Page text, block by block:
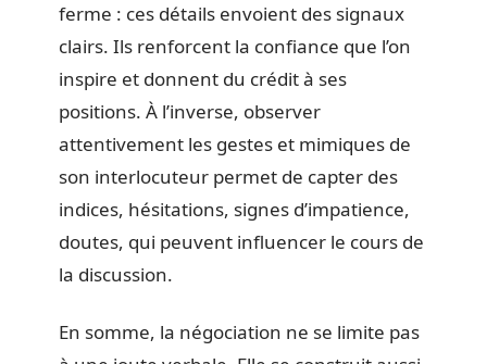
ferme : ces détails envoient des signaux
clairs. Ils renforcent la confiance que l’on
inspire et donnent du crédit à ses
positions. À l’inverse, observer
attentivement les gestes et mimiques de
son interlocuteur permet de capter des
indices, hésitations, signes d’impatience,
doutes, qui peuvent influencer le cours de
la discussion.
En somme, la négociation ne se limite pas